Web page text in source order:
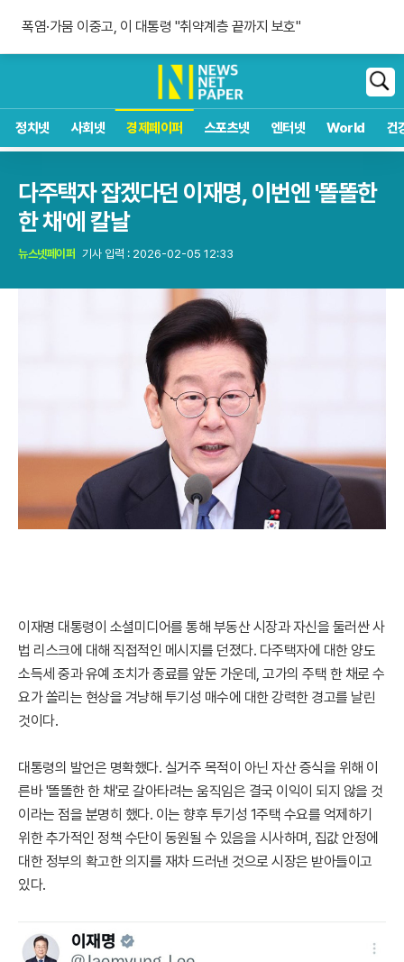
검
색
정치넷 사회넷 경제페이퍼 스포츠넷 엔터넷 World 건
폭염·가뭄 이중고, 이 대통령 "취약계층 끝까지 보호"
아스널의 야심 무산, 비니시우스 재계약
다주택자 잡겠다던 이재명, 이번엔 '똘똘한
한 채'에 칼날
뉴스넷페이퍼 기사 입력 : 2026-02-05 12:33
이재명 대통령이 소셜미디어를 통해 부동산 시장과 자신을 둘러싼 사
법 리스크에 대해 직접적인 메시지를 던졌다. 다주택자에 대한 양도
소득세 중과 유예 조치가 종료를 앞둔 가운데, 고가의 주택 한 채로 수
요가 쏠리는 현상을 겨냥해 투기성 매수에 대한 강력한 경고를 날린
것이다.
대통령의 발언은 명확했다. 실거주 목적이 아닌 자산 증식을 위해 이
른바 '똘똘한 한 채'로 갈아타려는 움직임은 결국 이익이 되지 않을 것
이라는 점을 분명히 했다. 이는 향후 투기성 1주택 수요를 억제하기
위한 추가적인 정책 수단이 동원될 수 있음을 시사하며, 집값 안정에
대한 정부의 확고한 의지를 재차 드러낸 것으로 시장은 받아들이고
있다.